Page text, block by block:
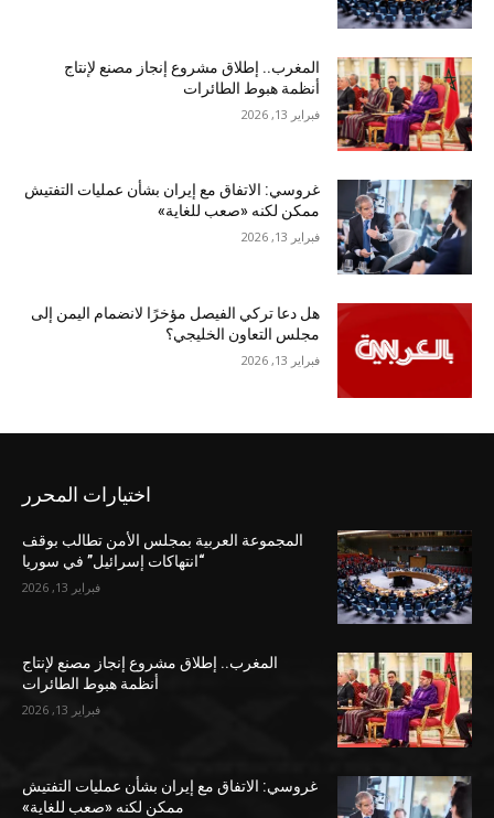
المغرب.. إطلاق مشروع إنجاز مصنع لإنتاج
أنظمة هبوط الطائرات
فبراير 13, 2026
غروسي: الاتفاق مع إيران بشأن عمليات التفتيش
ممكن لكنه «صعب للغاية»
فبراير 13, 2026
هل دعا تركي الفيصل مؤخرًا لانضمام اليمن إلى
مجلس التعاون الخليجي؟
فبراير 13, 2026
اختيارات المحرر
المجموعة العربية بمجلس الأمن تطالب بوقف
“انتهاكات إسرائيل” في سوريا
فبراير 13, 2026
المغرب.. إطلاق مشروع إنجاز مصنع لإنتاج
أنظمة هبوط الطائرات
فبراير 13, 2026
غروسي: الاتفاق مع إيران بشأن عمليات التفتيش
ممكن لكنه «صعب للغاية»